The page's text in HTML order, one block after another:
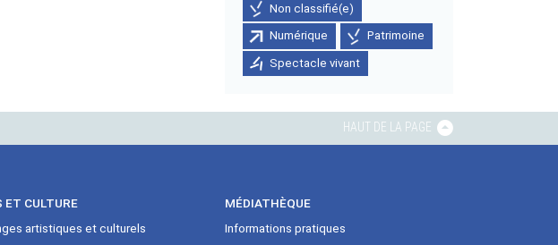
Non classifié(e)
Numérique Patrimoine
Spectacle vivant
HAUT DE LA PAGE
ET CULTURE
artistiques et culturels
MÉDIATHÈQUE
Informations pratiques